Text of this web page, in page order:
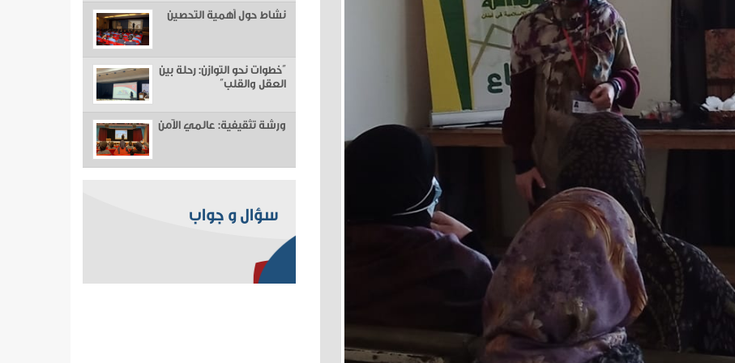
نشاط حول أهمية التحصين
“خطوات نحو التوازن: رحلة بين
العقل والقلب”
ورشة تثقيفية: عالمي الآمن
سؤال و جواب